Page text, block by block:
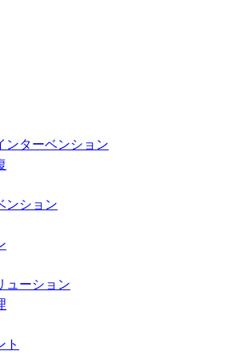
ンターベンション
ンション
ューション
ト